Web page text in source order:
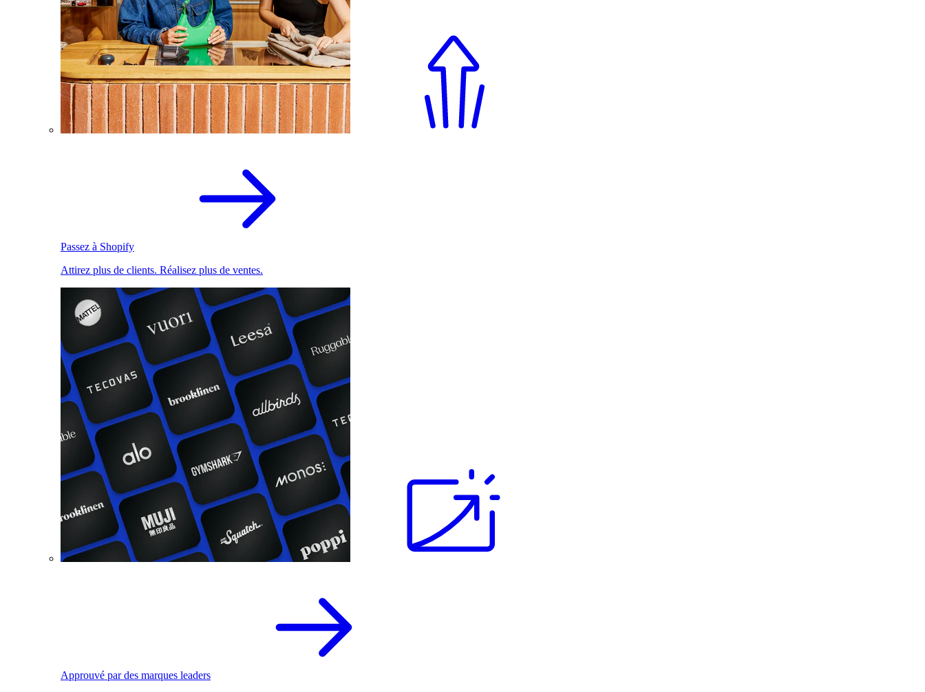
Passez à Shopify
Attirez plus de clients. Réalisez plus de ventes.
Approuvé par des marques leaders